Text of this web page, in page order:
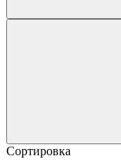
Сортировка